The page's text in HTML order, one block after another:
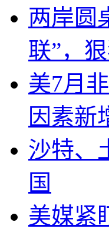
两岸圆
联”，
美7月
因素新
沙特、
国
美媒紧